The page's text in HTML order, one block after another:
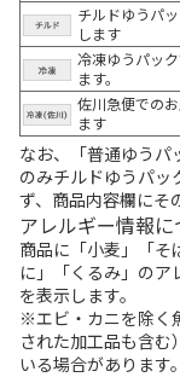
チルドゆうパ
します
冷凍ゆうパッ
ます。
佐川急便での
ます
なお、「普通ゆうパ
のみチルドゆうパッ
ず、商品内容欄にそ
アレルギー情報に
商品に「小麦」「そ
に」「くるみ」のア
を表示します。
※エビ・カニを除く
された加工品も含む
いる場合があります